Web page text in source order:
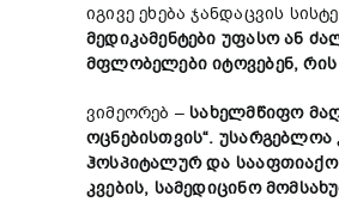
იგივე ეხება ჯანდაცვის
მედიკამენტები უფასო ან
მფლობელები იტოვებენ,რის
ვიმეორებ –სახელმწიფო
ოცნებისთვის“. უსარგებლოა
ჰოსპიტალურდა სააფთიაქო
კვების, სამედიცინო